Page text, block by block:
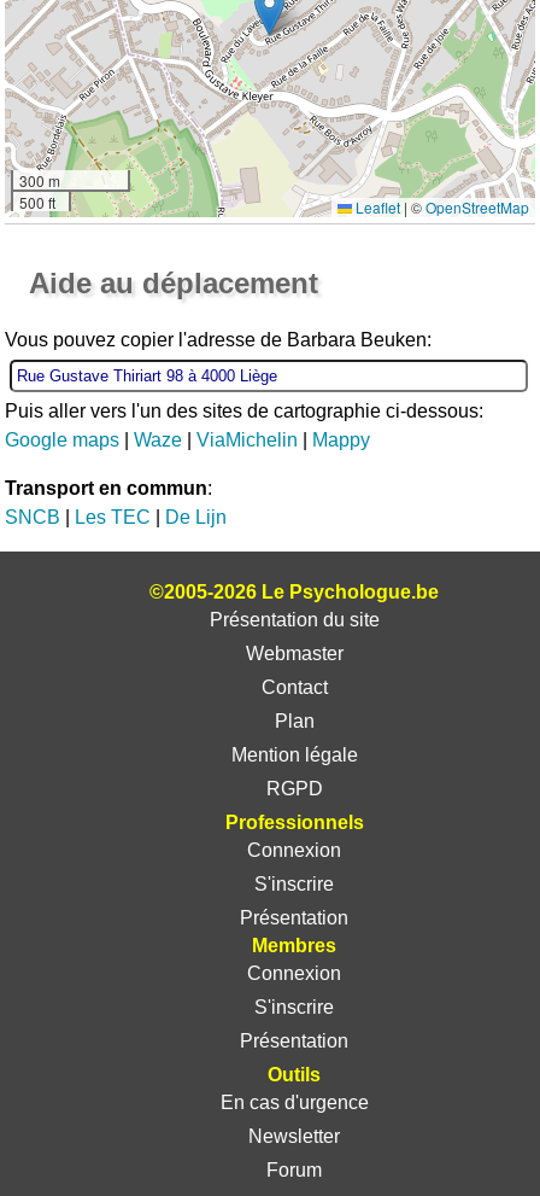
300 m
500 ft
Leaflet | ©OpenStreetMap
Aide au déplacement
Vous pouvez copier l'adresse de Barbara Beuken:
Puis aller vers l'un des sites de cartographie ci-dessous:
Google maps |Waze |ViaMichelin Mappy
Transport en commun:
SNCB
Les TEC De Lijn
©2005-2026 Le Psychologue.be
Présentation du site
Webmaster
Contact
Plan
Mention légale
RGPD
Professionnels
Connexion
S'inscrire
Présentation
Membres
Connexion
S'inscrire
Présentation
Outils
En cas d'urgence
Newsletter
Forum